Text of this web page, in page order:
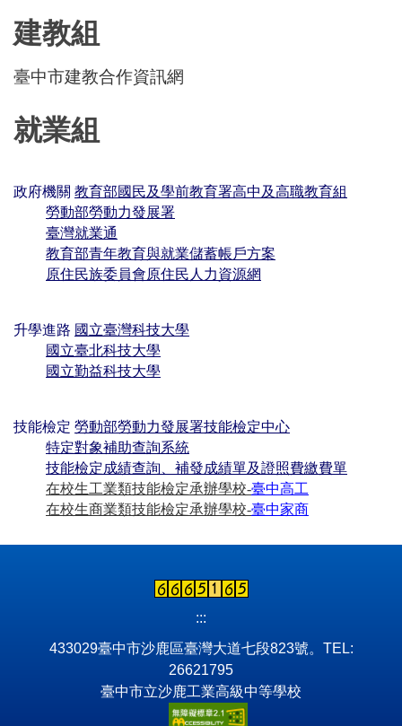
建教組
臺中市建教合作資訊網
就業組
政府機關 教育部國民及學前教育署高中及高職教育組
勞動部勞動力發展署
臺灣就業通
教育部青年教育與就業儲蓄帳戶方案
原住民族委員會原住民人力資源網
升學進路 國立臺灣科技大學
國立臺北科技大學
國立勤益科技大學
技能檢定 勞動部勞動力發展署技能檢定中心
特定對象補助查詢系統
技能檢定成績查詢、補發成績單及證照費繳費單
在校生工業類技能檢定承辦學校-臺中高工
在校生商業類技能檢定承辦學校-臺中家商
:::
433029臺中市沙鹿區臺灣大道七段823號。TEL:
26621795
臺中市立沙鹿工業高級中等學校